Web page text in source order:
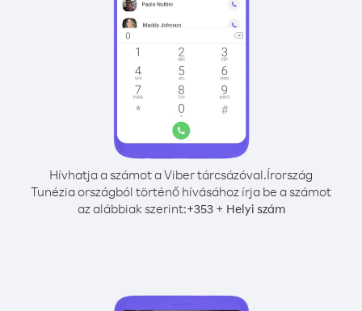
Hívhatja a számot a Viber tárcsázóval.Írország
Tunézia országból történő hívásához írja be a számot
az alábbiak szerint:+353+ Helyi szám